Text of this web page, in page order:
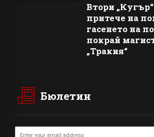
Втори „Кугър“
притече на
гасенето на
покрай
„Тракия“
Бюлетин